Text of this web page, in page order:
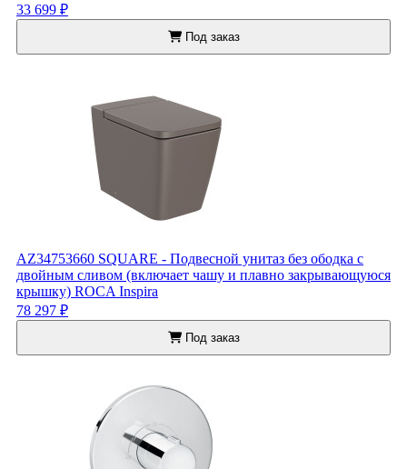
33 699 ₽
Под заказ
AZ34753660 SQUARE - Подвесной унитаз без ободка с
двойным сливом (включает чашу и плавно закрывающуюся
крышку) ROCA Inspira
78 297 ₽
Под заказ